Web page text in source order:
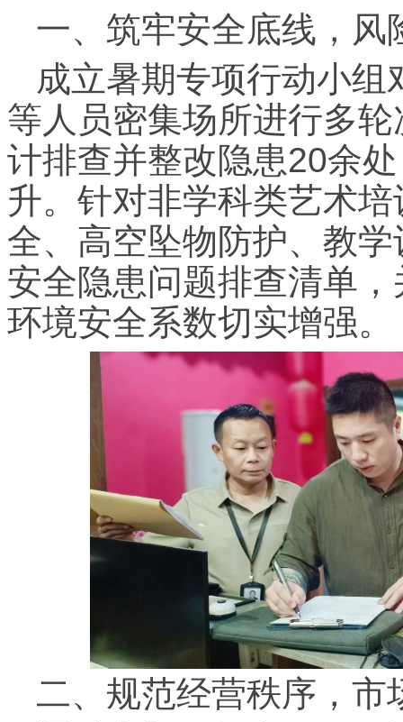
一、筑牢安全底线，风
成立暑期专项行动小
等人员密集场所进行多
计排查并整改隐患20余
升。针对非学科类艺术
全、高空坠物防护、教
安全隐患问题排查清单
环境安全系数切实增强。
二、规范经营秩序，市